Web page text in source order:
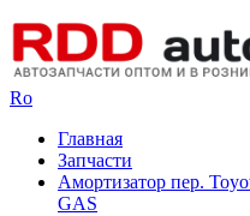
Ro
Главная
Запчасти
Амортизатор пер.
GAS